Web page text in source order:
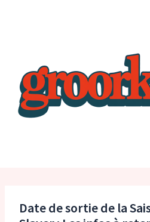
Date de sortie de la